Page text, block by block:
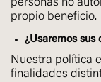
personas no
propio beneficio.
¿Usaremos sus
Nuestra política
finalidades